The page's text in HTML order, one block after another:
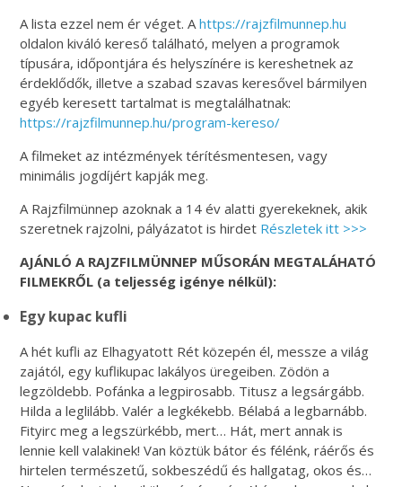
A lista ezzel nem ér véget. Ahttps://rajzfilmunnep.hu
oldalon kiváló kereső található, melyen a programok
típusára, időpontjára és helyszínére is kereshetnek az
érdeklődők, illetve a szabad szavas keresővel bármilyen
egyéb keresett tartalmat is megtalálhatnak:
https://rajzfilmunnep.hu/program-kereso/
A filmeket az intézmények térítésmentesen, vagy
minimális jogdíjért kapják meg.
A Rajzfilmünnep azoknak a 14 év alatti gyerekeknek, akik
szeretnek rajzolni, pályázatot is hirdet Részletek itt >>>
AJÁNLÓ A RAJZFILMÜNNEP MŰSORÁN MEGTALÁHATÓ
FILMEKRŐL (a teljesség igénye nélkül):
Egy kupac kufli
A hét kufli az Elhagyatott Rét közepén él, messze a világ
zajától, egy kuflikupac lakályos üregeiben. Zödön a
legzöldebb. Pofánka a legpirosabb. Titusz a legsárgább.
Hilda a leglilább. Valér a legkékebb. Bélabá a legbarnább.
Fityirc meg a legszürkébb, mert… Hát, mert annak is
lennie kell valakinek! Van köztük bátor és félénk, ráérős és
hirtelen természetű, sokbeszédű és hallgatag, okos és…